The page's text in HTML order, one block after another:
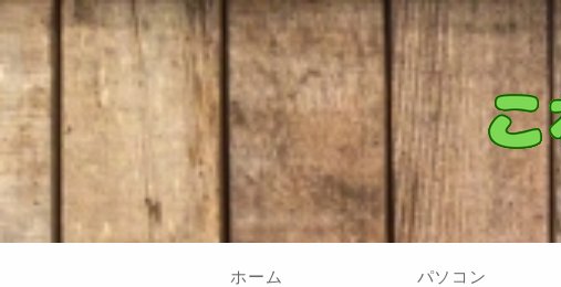
ホーム パソコン